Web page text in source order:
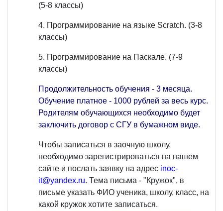
(5-8 классы)
4. Программирование на языке Scratch. (3-8
классы)
5. Программирование на Паскале. (7-9
классы)
Продолжительность обучения - 3 месяца.
Обучение платное - 1000 рублей за весь курс.
Родителям обучающихся необходимо будет
заключить договор с СГУ в бумажном виде.
Чтобы записаться в заочную школу,
необходимо зарегистрироваться на нашем
сайте и послать заявку на адрес inoc-
it@yandex.ru. Тема письма - "Кружок", в
письме указать ФИО ученика, школу, класс, на
какой кружок хотите записаться.